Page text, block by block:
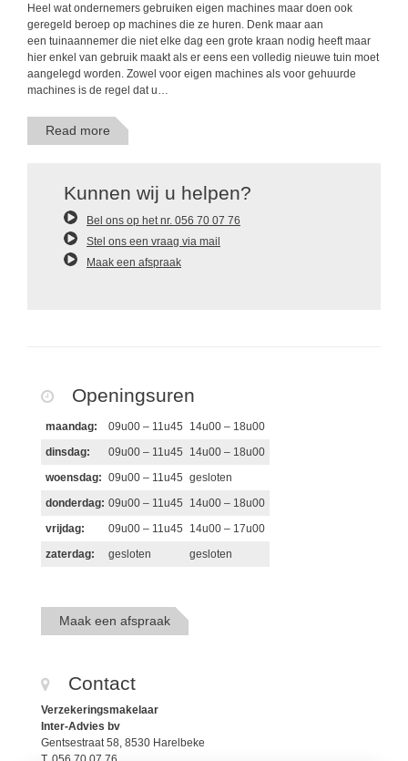
Heel wat ondernemers gebruiken eigen machines maar doen ook
geregeld beroep op machines die ze huren. Denk maar aan
een tuinaannemer die niet elke dag een grote kraan nodig heeft maar
hier enkel van gebruik maakt als er eens een volledig nieuwe tuin moet
aangelegd worden. Zowel voor eigen machines als voor gehuurde
machines is de regel dat u…
Read more
Kunnen wij u helpen?
Bel ons op het nr. 056 70 07 76
Stel ons een vraag via mail
Maak een afspraak
Openingsuren
maandag: 09u00 – 11u45
14u00 – 18u00
dinsdag:
09u00 – 11u45
14u00 – 18u00
woensdag: 09u00 – 11u45 gesloten
donderdag: 09u00 – 11u45
14u00 – 18u00
vrijdag:
09u00 – 11u45
14u00 – 17u00
zaterdag:
gesloten gesloten
Maak een afspraak
Contact
Verzekeringsmakelaar
Inter-Advies bv
Gentsestraat 58, 8530 Harelbeke